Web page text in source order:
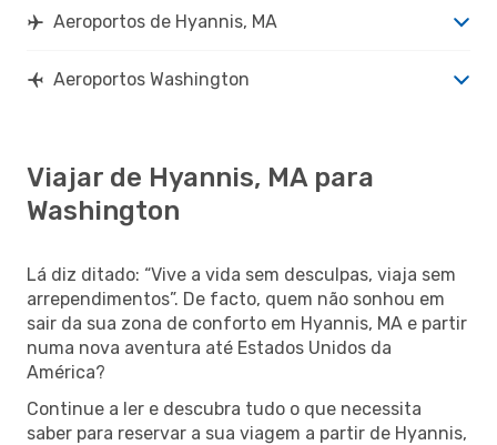
Aeroportos de Hyannis, MA
Aeroportos Washington
Viajar de Hyannis, MA para
Washington
Lá diz ditado: “Vive a vida sem desculpas, viaja sem
arrependimentos”. De facto, quem não sonhou em
sair da sua zona de conforto em Hyannis, MA e partir
numa nova aventura até Estados Unidos da
América?
Continue a ler e descubra tudo o que necessita
saber para reservar a sua viagem a partir de Hyannis,